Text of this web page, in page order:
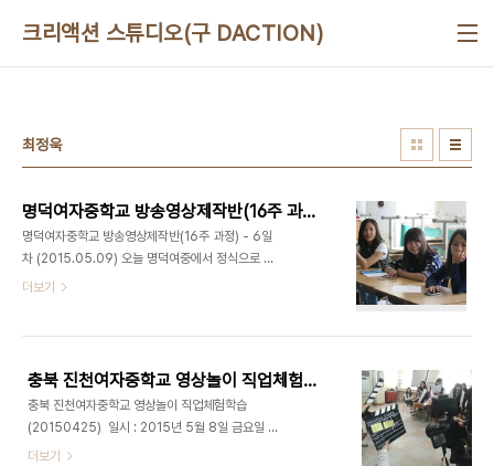
크리액션 스튜디오(구 DACTION)
최정욱
명덕여자중학교 방송영상제작반(16주 과정) - 6일차 (2015.05.09)
명덕여자중학교 방송영상제작반(16주 과정) - 6일
차 (2015.05.09) 오늘 명덕여중에서 정식으로 다
섯 번째 강의가 있는 날입니다. 3월 11일 첫 만남 이
다는 듯이 자신의 얼굴을 양손으로 가렸습니다. 오늘
은 다시 처음으로 돌아가 자신이 찍고 싶은 영상을 기
획안에 적어서 발표를 진행 하였고, 새로운 작품을 위
해 기존에 짜여진 팀을 새로 구성 하였습니다. 또한
최정욱 대표님은 친구들의 진로를 상담해 주시며, 서
더보기
충북 진천여자중학교 영상놀이 직업체험학습 (20150425)
충북 진천여자중학교 영상놀이 직업체험학습
(20150425) 일시 : 2015년 5월 8일 금요일 장
소 : 충북 진천여자중학교대상 : 진천여자중학교 3학
더보기